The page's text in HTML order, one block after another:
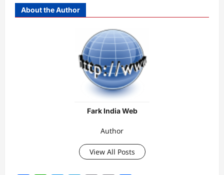
About the Author
Fark India Web
Author
View All Posts